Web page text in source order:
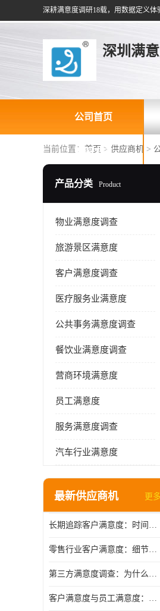
深耕满意度调研18载，用数据定义体
深圳满
公司首页
联系方式
当前位置： 首页 > 供应商机 >
产品分类 Product
物业满意度调查
旅游景区满意度
客户满意度调查
医疗服务业满意度
公共事务满意度调查
餐饮业满意度调查
营商环境满意度
员工满意度
服务满意度调查
汽车行业满意度
最新供应商机 更多
长期追踪客户满意度：时间维度上的管理智慧
零售行业客户满意度：细节决定复购率
第三方满意度调查：为什么企业需要"外脑"视角
客户满意度与员工满意度：一枚硬币的两面